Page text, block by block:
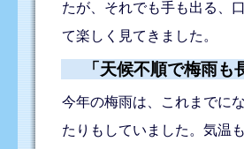
たが、それでも手も出る、
て楽しく見てきました。
「天候不順で梅雨
今年の梅雨は、これまでに
たりもしていました。気温